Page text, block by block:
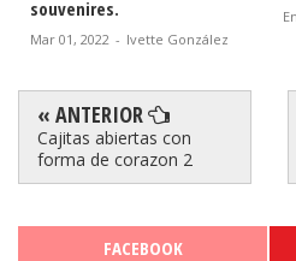
Ene 27, 2020
« ANTERIOR
Cajitas abiertas con
forma de corazon 2
FACEBOOK